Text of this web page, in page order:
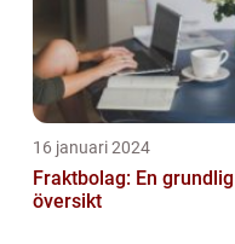
16 januari 2024
Fraktbolag: En grundlig
översikt